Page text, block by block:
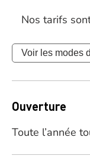
Nos tarifs
Voir les modes
Ouverture
Toute l’année